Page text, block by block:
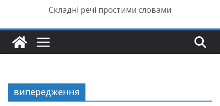
Складні речі простими словами
випередження